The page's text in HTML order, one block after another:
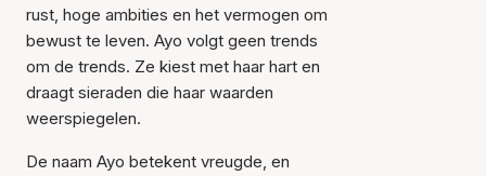
rust, hoge ambities en het vermogen om
bewust te leven. Ayo volgt geen trends
om de trends. Ze kiest met haar hart en
draagt sieraden die haar waarden
weerspiegelen.
De naam Ayo betekent vreugde, en